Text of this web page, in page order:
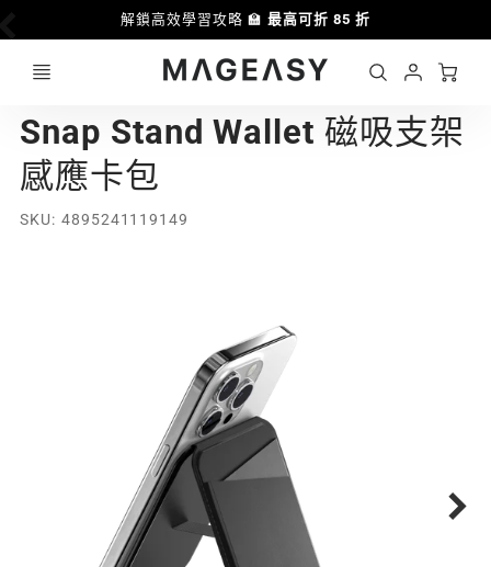
解鎖高效學習攻略 🏫 最高可折 85 折
Account
Login
MAGEASY
Snap Stand Wallet 磁吸支架
感應卡包
SKU 4895241119149